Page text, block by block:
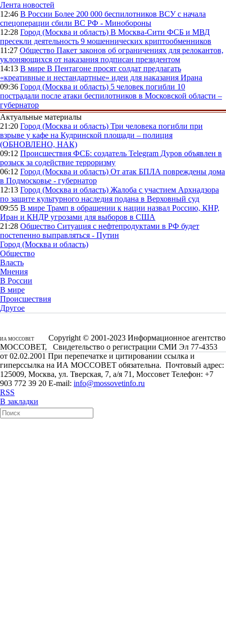
Лента новостей
12:46 В России Более 200 000 беспилотников ВСУ с начала
спецоперации сбили ВС РФ - Минобороны
12:28 Город (Москва и область) В Москва-Сити ФСБ и МВД
пресекли деятельность 9 мошеннических криптообменников
11:27 Общество Пакет законов об ограничениях для релокантов,
уклоняющихся от наказания подписан президентом
14:13 В мире В Пентагоне просят солдат предлагать
«креативные и нестандартные» идеи для наказания Ирана
09:36 Город (Москва и область) 5 человек погибли 10
пострадали после атаки беспилотников в Московской области –
губернатор
Актуальные материалы
21:20 Город (Москва и область) Три человека погибли при
взрыве у кафе на Кудринской площади – полиция
(ОБНОВЛЕНО, НАК)
09:12 Происшествия ФСБ: создатель Telegram Дуров объявлен в
розыск за содействие терроризму
06:12 Город (Москва и область) От атак БПЛА повреждены дома
в Подмосковье - губернатор
12:13 Город (Москва и область) Жалоба с участием Архнадзора
по защите культурного наследия подана в Верховный суд
09:55 В мире Трамп в обращении к нации назвал Россию, КНР,
Иран и КНДР угрозами для выборов в США
21:28 Общество Ситуация с нефтепродуктами в РФ будет
постепенно выправляться - Путин
Город (Москва и область)
Общество
Власть
Мнения
В России
В мире
Происшествия
Другое
ИА МОССОВЕТ
Copyright © 2001-2023 Информационное агентство
МОССОВЕТ, Свидетельство о регистрации СМИ Эл 77-4353
от 02.02.2001 При перепечатке и цитировании ссылка и
гиперссылка на ИА МОССОВЕТ обязательна. Почтовый адрес:
125009, Москва, ул. Тверская, 7, а/я 71, Моссовет Телефон: +7
903 772 39 20 E-mail: info@mossovetinfo.ru
RSS
В закладки